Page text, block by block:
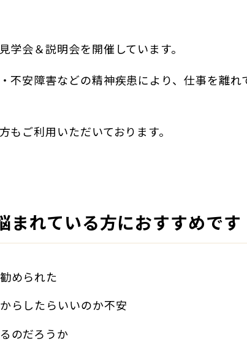
学会＆説明会を開催しています。
不安障害などの精神疾患により、仕事を離れ
ご利用いただいております。
まれている方におすすめです
められた
らしたらいいのか不安
のだろうか